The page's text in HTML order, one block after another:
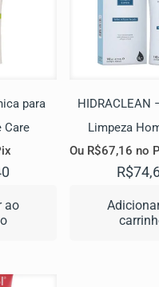
para
Care
ao
HIDRACLEAN
Limpeza
Ou R$67,16 no
R$